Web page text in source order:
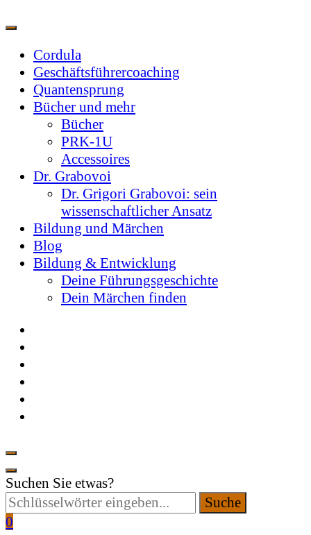
Cordula
Geschäftsführercoaching
Quantensprung
Bücher und mehr
Bücher
PRK-1U
Accessoires
Dr. Grabovoi
Dr. Grigori Grabovoi: sein
wissenschaftlicher Ansatz
Bildung und Märchen
Blog
Bildung & Entwicklung
Deine Führungsgeschichte
Dein Märchen finden
Suchen Sie etwas?
0